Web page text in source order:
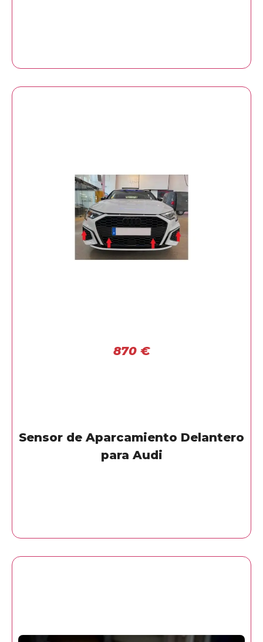
870 €
Sensor de Aparcamiento Delantero
para Audi